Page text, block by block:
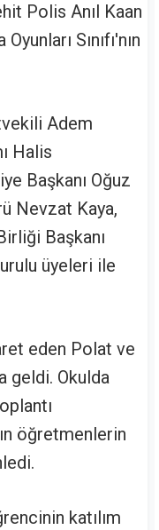
Polis Anıl Kaan
Sınıfı'nın
Adem
Halis
Başkanı Oğuz
Nevzat Kaya,
Başkanı
üyeleri ile
eden Polat ve
geldi. Okulda
öğretmenlerin
katılım